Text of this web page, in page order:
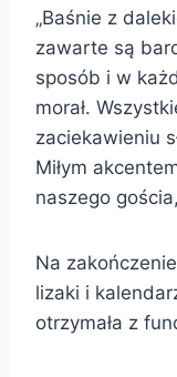
„Baśnie z
zawarte są
sposób i w
morał.
zaciekawieniu
Miłym
naszego
Na
lizaki i
otrzymała z